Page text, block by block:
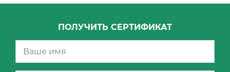
ПОЛУЧИТЬ СЕРТИФИКАТ